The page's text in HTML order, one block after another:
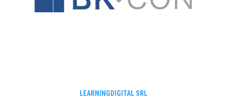
LEARNINGDIGITAL SRL